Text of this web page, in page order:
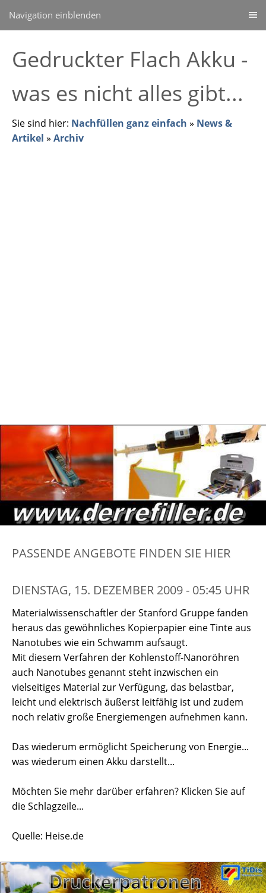
Navigation einblenden
Gedruckter Flach Akku -
was es nicht alles gibt...
Sie sind hier: Nachfüllen ganz einfach » News &
Artikel » Archiv
PASSENDE ANGEBOTE FINDEN SIE HIER
DIENSTAG, 15. DEZEMBER 2009 - 05:45 UHR
Materialwissenschaftler der Stanford Gruppe fanden
heraus das gewöhnliches Kopierpapier eine Tinte aus
Nanotubes wie ein Schwamm aufsaugt.
Mit diesem Verfahren der Kohlenstoff-Nanoröhren
auch Nanotubes genannt steht inzwischen ein
vielseitiges Material zur Verfügung, das belastbar,
leicht und elektrisch äußerst leitfähig ist und zudem
noch relativ große Energiemengen aufnehmen kann.
Das wiederum ermöglicht Speicherung von Energie...
was wiederum einen Akku darstellt...
Möchten Sie mehr darüber erfahren? Klicken Sie auf
die Schlagzeile...
Quelle: Heise.de